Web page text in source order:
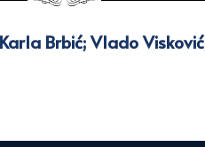
Brbić; Vlado